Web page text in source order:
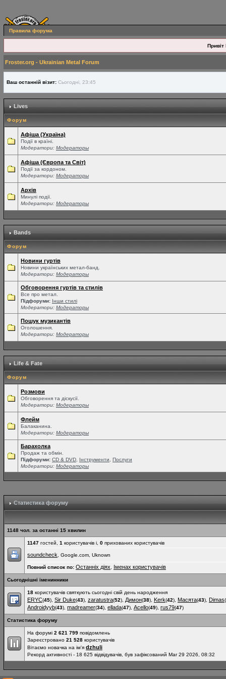
Правила форума
Привіт
Froster.org - Ukrainian Metal Forum
Ваш останній візит: Сьогодні, 23:45
Lives
Форум
Афіша (Україна)
Події в країні.
Модератори: Модераторы
Афіша (Європа та Світ)
Події за кордоном.
Модератори: Модераторы
Архів
Минулі події.
Модератори: Модераторы
Bands
Форум
Новини гуртів
Новини українських метал-банд.
Модератори: Модераторы
Обговорення гуртів та стилів
Все про метал.
Підфоруми: Інши стилі
Модератори: Модераторы
Пошук музикантів
Оголошення.
Модератори: Модераторы
Life & Fate
Форум
Розмови
Обговорення та діскусії.
Модератори: Модераторы
Флейм
Балаканина.
Модератори: Модераторы
Барахолка
Продаж та обмін.
Підфоруми: СD & DVD Інструменти
Послуги
Модератори: Модераторы
Статистика форуму
1148 чол. за останні 15 хвилин
1147 гостей, 1 користувачів і, 0 прихованих користувачів
soundcheck , Google.com, Uknown
Повний список по: Останніх діях Іменах користувачів
Сьогоднішні іменинники
18 користувачів святкують сьогодні свій день народження
ERYC(45), Sir Duke(43), zaratustra(52), Димон(38), Kerk(42), Масята(43), Dimas(
Androidyyb(43), madreamer(34), ellada(47), Acello(49), rus79(47)
Статистика форуму
На форумі 2 621 799 повідомлень
Зареєстровано 21 528 користувачів
Вітаємо новачка на ім'я dzhuli
Рекорд активності - 18 625 відвідувачів, був зафіксований Mar 29 2026, 08:32